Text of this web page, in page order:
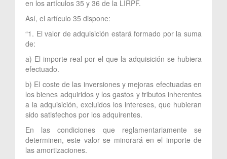
en los artículos 35 y 36 de la LIRPF.
Así, el artículo 35 dispone:
“1. El valor de adquisición estará formado por la suma
de:
a) El importe real por el que la adquisición se hubiera
efectuado.
b) El coste de las inversiones y mejoras efectuadas en
los bienes adquiridos y los gastos y tributos inherentes
a la adquisición, excluidos los intereses, que hubieran
sido satisfechos por los adquirentes.
En las condiciones que reglamentariamente se
determinen, este valor se minorará en el importe de
las amortizaciones.